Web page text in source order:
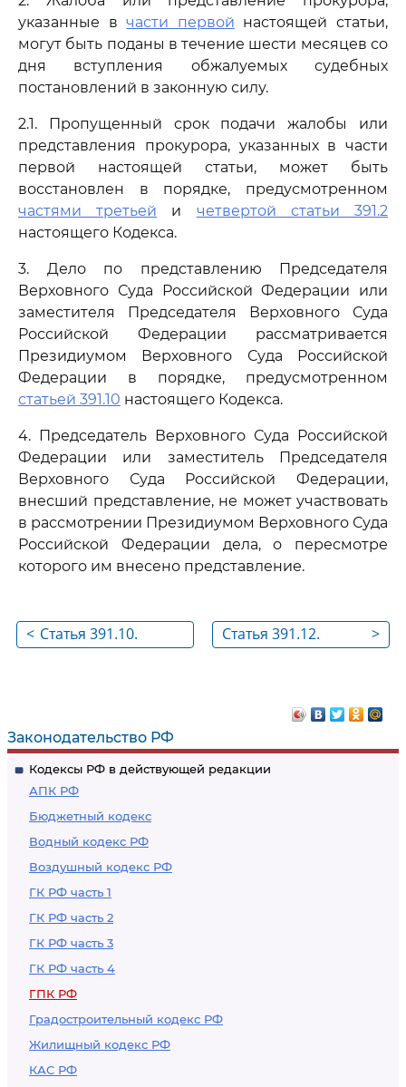
Законодательство РФ
Кодексы РФ в действующей редакции
АПК РФ
Бюджетный кодекс
Водный кодекс РФ
Воздушный кодекс РФ
ГК РФ часть 1
ГК РФ часть 2
ГК РФ часть 3
ГК РФ часть 4
ГПК РФ
Градостроительный кодекс РФ
Жилищный кодекс РФ
КАС РФ
указанные вчасти первой настоящей статьи,
могут быть поданы в течение шести месяцев со
дня вступления обжалуемых судебных
постановлений в законную силу.
2.1. Пропущенный срок подачи жалобы или
представления прокурора, указанных в части
первой настоящей статьи, может быть
восстановлен в порядке, предусмотренном
частями третьей и четвертой статьи 391.2
настоящего Кодекса.
3. Дело по представлению Председателя
Верховного Суда Российской Федерации или
заместителя Председателя Верховного Суда
Российской Федерации рассматривается
Президиумом Верховного Суда Российской
Федерации в порядке, предусмотренном
статьей 391.10 настоящего Кодекса.
4. Председатель Верховного Суда Российской
Федерации или заместитель Председателя
Верховного Суда Российской Федерации,
внесший представление, не может участвовать
в рассмотрении Президиумом Верховного Суда
Российской Федерации дела, о пересмотре
которого им внесено представление.
< Статья 391.10.
представления с
делом в судебном
заседании
Президиума
Верховного Суда
Российской
Федерации
>
Статья 391.12.
Верховного Суда
Российской
Федерации при
пересмотре